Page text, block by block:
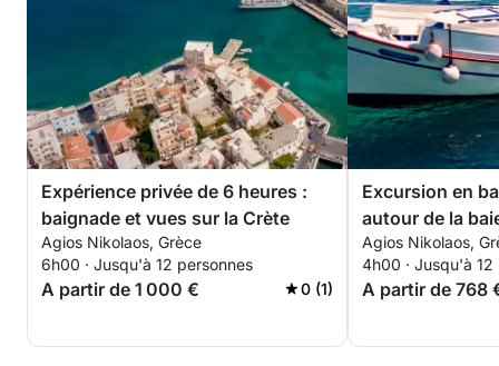
Expérience privée de 6 heures :
baignade et vues sur la Crète
Agios Nikolaos, Grèce
6h00 · Jusqu'à 12 personnes
A partir de 1 000 € 0 (1)
Excursion en
autour de la
Agios Nikolaos,
4h00 · Jusqu'à 12
A partir de 768